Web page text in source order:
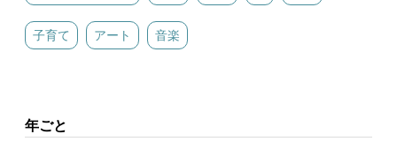
子育て アート 音楽
年ごと